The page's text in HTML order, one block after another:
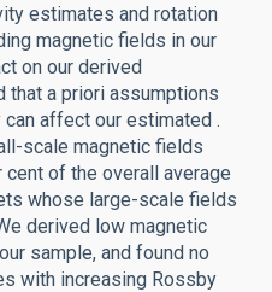
estimates and rotation
magnetic fields in our
on our derived
that a priori assumptions
affect our estimated .
scale magnetic fields
of the overall average
whose large-scale fields
derived low magnetic
sample, and found no
with increasing Rossby